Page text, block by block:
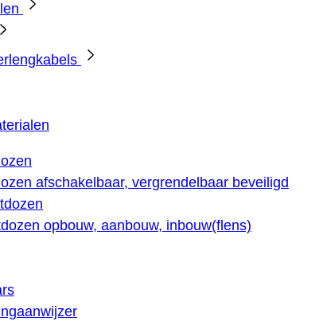
afschakelbaar, vergrendelbaar beveiligd
opbouw, aanbouw, inbouw(flens)